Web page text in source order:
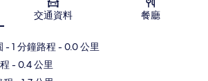
地圖
交通資料 餐廳
- 1 分鐘路程 - 0.0 公里
- 0.4 公里